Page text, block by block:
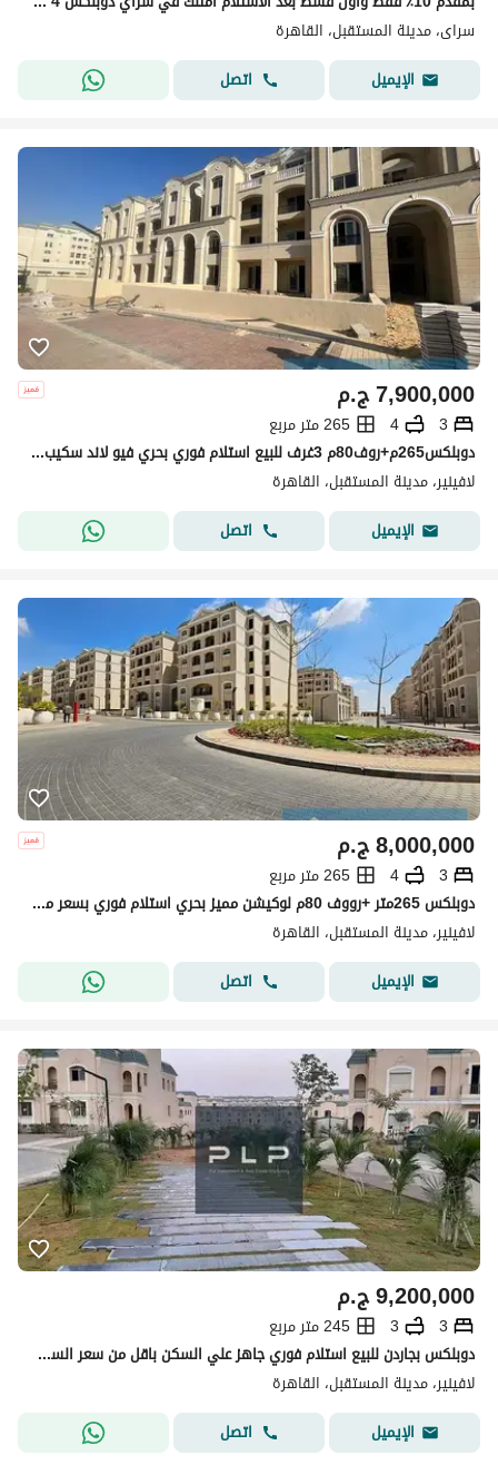
سراى، مدينة المستقبل، القاهرة
الإيميل
اتصل
ج.م7,900,000
3
4
265 متر مربع
دوبلكس265م+روف80م 3غرف للبيع استلام فوري بحري فيو لاند سكيب لافينير مدينة المستقبفل بجانب مدينتي Lavenir Almostakbal City
لافينير، مدينة المستقبل، القاهرة
الإيميل
اتصل
ج.م8,000,000
3
4
265 متر مربع
دوبلكس 265متر +رووف 80م لوكيشن مميز بحري استلام فوري بسعر مميز في كمبوند لافينير المستقبل سيتي بجوار مدينتي هاب تاون حسن علام Lavenir Mostakbal City
لافينير، مدينة المستقبل، القاهرة
الإيميل
اتصل
ج.م9,200,000
3
3
245 متر مربع
دوبلكس بجاردن للبيع استلام فوري جاهز علي السكن باقل من سعر السوق في كمبوند لافينير الاهلي صبوور مدينه المستقبل
لافينير، مدينة المستقبل، القاهرة
الإيميل
اتصل